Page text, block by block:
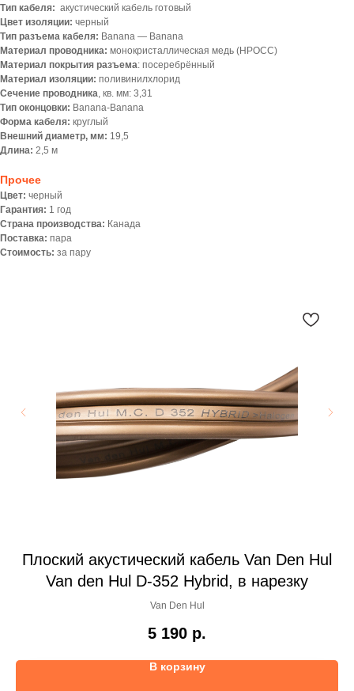
Тип кабеля: акустический кабель готовый
Цвет изоляции: черный
Тип разъема кабеля: Banana — Banana
Материал проводника: монокристаллическая медь (HPOCC)
Материал покрытия разъема: посеребрённый
Материал изоляции: поливинилхлорид
Сечение проводника, кв. мм: 3,31
Тип оконцовки: Banana-Banana
Форма кабеля: круглый
Внешний диаметр, мм: 19,5
Длина: 2,5 м
Прочее
Цвет: черный
Гарантия: 1 год
Страна производства: Канада
Поставка: пара
Стоимость: за пару
Плоский акустический кабель Van Den Hul
Van den Hul D-352 Hybrid, в нарезку
Van Den Hul
5 190 р.
В корзину